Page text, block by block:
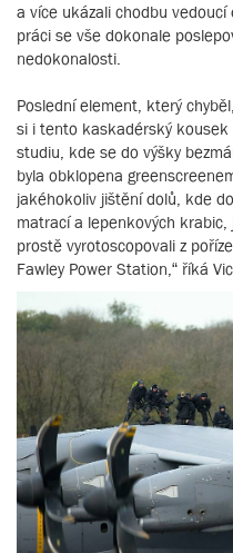
a více ukázali chodbu
práci se vše dokonale
nedokonalosti.
Poslední element, který
si i tento kaskadérský kousek
studiu, kde se do výšky
byla obklopena
jakéhokoliv jištění dolů, kde
matrací a lepenkových krabic,
prostě vyrotoscopovali z
Fawley Power Station,“ říká